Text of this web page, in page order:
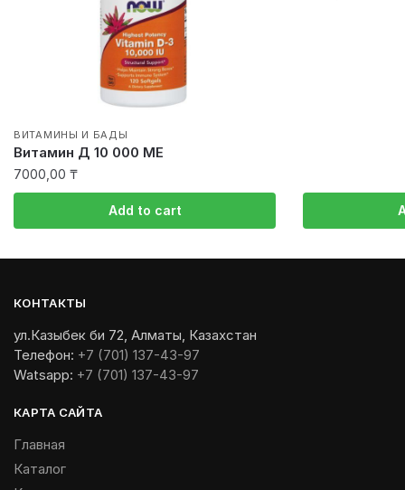
ВИТАМИНЫ И БАДЫ
Витамин Д 10 000 МЕ
7000,00 ₸
Add to cart
КОНТАКТЫ
ул.Казыбек би 72, Алматы, Казахстан
Телефон: +7 (701) 137-43-97
Watsapp: +7 (701) 137-43-97
КАРТА САЙТА
Главная
Каталог